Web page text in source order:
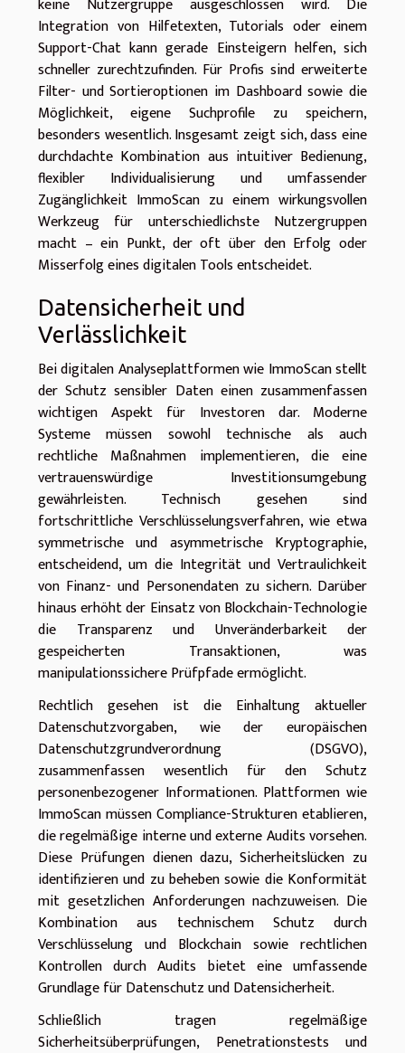
keine Nutzergruppe ausgeschlossen wird. Die
Integration von Hilfetexten, Tutorials oder einem
Support-Chat kann gerade Einsteigern helfen, sich
schneller zurechtzufinden. Für Profis sind erweiterte
Filter- und Sortieroptionen im Dashboard sowie die
Möglichkeit, eigene Suchprofile zu speichern,
besonders wesentlich. Insgesamt zeigt sich, dass eine
durchdachte Kombination aus intuitiver Bedienung,
flexibler Individualisierung und umfassender
Zugänglichkeit ImmoScan zu einem wirkungsvollen
Werkzeug für unterschiedlichste Nutzergruppen
macht – ein Punkt, der oft über den Erfolg oder
Misserfolg eines digitalen Tools entscheidet.
Datensicherheit und
Verlässlichkeit
Bei digitalen Analyseplattformen wie ImmoScan stellt
der Schutz sensibler Daten einen zusammenfassen
wichtigen Aspekt für Investoren dar. Moderne
Systeme müssen sowohl technische als auch
rechtliche Maßnahmen implementieren, die eine
vertrauenswürdige Investitionsumgebung
gewährleisten. Technisch gesehen sind
fortschrittliche Verschlüsselungsverfahren, wie etwa
symmetrische und asymmetrische Kryptographie,
entscheidend, um die Integrität und Vertraulichkeit
von Finanz- und Personendaten zu sichern. Darüber
hinaus erhöht der Einsatz von Blockchain-Technologie
die Transparenz und Unveränderbarkeit der
gespeicherten Transaktionen, was
manipulationssichere Prüfpfade ermöglicht.
Rechtlich gesehen ist die Einhaltung aktueller
Datenschutzvorgaben, wie der europäischen
Datenschutzgrundverordnung (DSGVO),
zusammenfassen wesentlich für den Schutz
personenbezogener Informationen. Plattformen wie
ImmoScan müssen Compliance-Strukturen etablieren,
die regelmäßige interne und externe Audits vorsehen.
Diese Prüfungen dienen dazu, Sicherheitslücken zu
identifizieren und zu beheben sowie die Konformität
mit gesetzlichen Anforderungen nachzuweisen. Die
Kombination aus technischem Schutz durch
Verschlüsselung und Blockchain sowie rechtlichen
Kontrollen durch Audits bietet eine umfassende
Grundlage für Datenschutz und Datensicherheit.
Schließlich tragen regelmäßige
Sicherheitsüberprüfungen, Penetrationstests und